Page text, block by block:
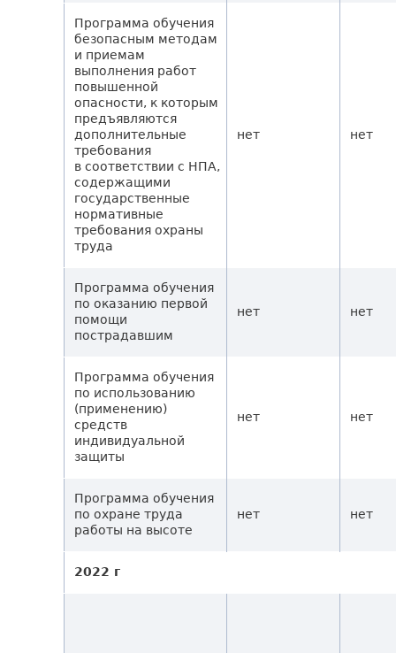
Программа обучения
безопасным методам
и приемам
выполнения работ
повышенной
опасности, к которым
предъявляются
дополнительные
требования
в соответствии с НПА,
содержащими
государственные
нормативные
требования охраны
труда
нет нет
Программа обучения
по оказанию первой
помощи
пострадавшим
нет нет
Программа обучения
по использованию
(применению)
средств
индивидуальной
защиты
нет нет
Программа обучения
по охране труда
работы на высоте
нет нет
2022 г